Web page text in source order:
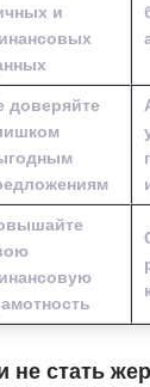
и
доверяйте
не стать